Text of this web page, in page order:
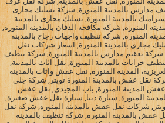
مدارس بالمدينة المنورة, شركة تسليك مجارى
بالمدينة المنورة, تسليك مجارى بالمدينة
المنورة, شركة مكافحة الدفان بالمدينة المنورة,
المنورة, شركة تنظيف واجهات زجاج بالمدينة
مجاري بالمدينة المنورة, اسعار شركات نقل
تعقيم مدارس بالمدينة المنورة, شركة تنظيف
خزانات بالمدينة المنورة, نقل اثاث بالمدينة,
المدينة المنورة, نقل عفش واثاث بالمدينة
نقل عفش بالمدينة المنورة تويتر, شركة جلي
عفش المدينة المنورة, باب المجيدي, نقل عفش
المنورة, سيارة دينا, سيارة نقل عفش صغيرة,
شركات نقل عفش بالمدينة المنورة, شركة نقل
عفش بالمدينة المنورة, شركة تنظيف بالمدينة